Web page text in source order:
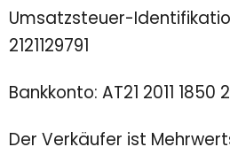
Umsatzsteuer-
2121129791
Bankkonto: AT21 2011 1850
Der Verkäufer ist